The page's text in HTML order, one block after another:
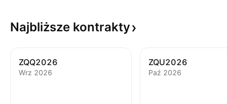
Najbliższe kontrakty
ZQQ2026
Wrz 2026
ZQU2026
Paź 2026